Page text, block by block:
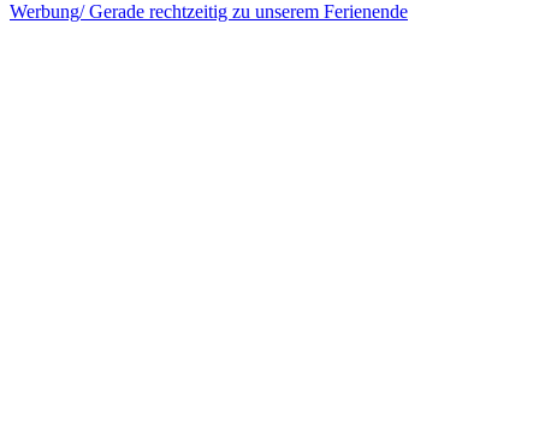
Werbung/ Gerade rechtzeitig zu unserem Ferienende